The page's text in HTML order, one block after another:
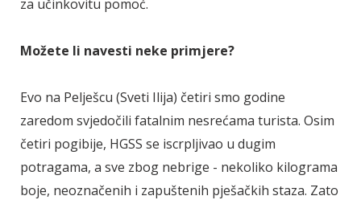
za učinkovitu pomoć.
Možete li navesti neke primjere?
Evo na Pelješcu (Sveti Ilija) četiri smo godine
zaredom svjedočili fatalnim nesrećama turista. Osim
četiri pogibije, HGSS se iscrpljivao u dugim
potragama, a sve zbog nebrige - nekoliko kilograma
boje, neoznačenih i zapuštenih pješačkih staza. Zato